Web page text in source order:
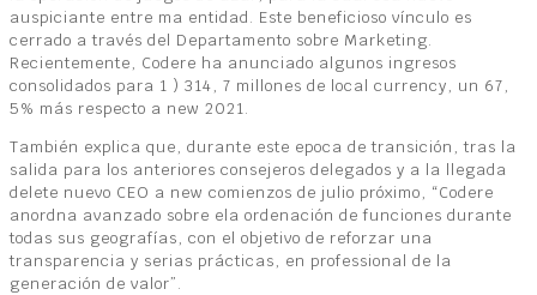
auspiciante entre ma entidad. Este beneficioso vínculo es
cerrado a través del Departamento sobre Marketing.
Recientemente, Codere ha anunciado algunos ingresos
consolidados para 1 ) 314, 7 millones de local currency, un 67,
5% más respecto a new 2021.
También explica que, durante este epoca de transición, tras la
salida para los anteriores consejeros delegados y a la llegada
delete nuevo CEO a new comienzos de julio próximo, “Codere
anordna avanzado sobre ela ordenación de funciones durante
todas sus geografías, con el objetivo de reforzar una
transparencia y serias prácticas, en professional de la
generación de valor”.